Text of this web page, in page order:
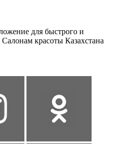
для быстрого и
красоты Казахстана